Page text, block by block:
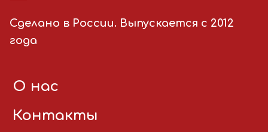
Сделано в России. Выпускается с 2012
года
О нас
Контакты